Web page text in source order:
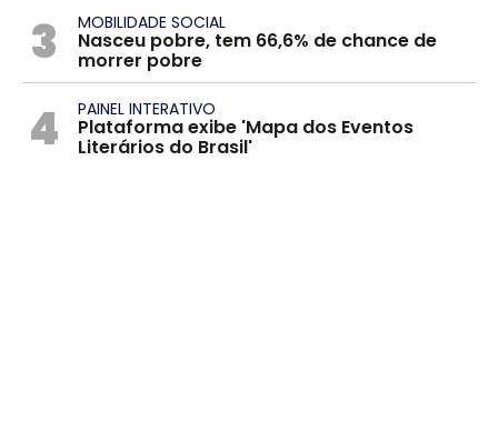
3 MOBILIDADE SOCIAL
Nasceu pobre, tem 66,6% de chance de
morrer pobre
4 PAINEL INTERATIVO
Plataforma exibe 'Mapa dos Eventos
Literários do Brasil'